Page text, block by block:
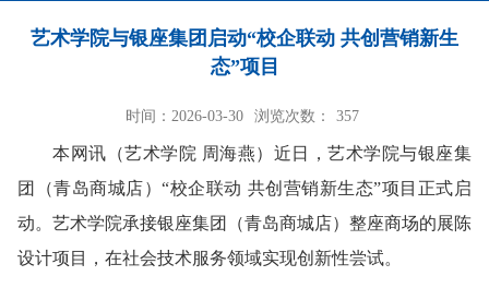
艺术学院与银座集团启动“校企联动 共创营销新生
态”项目
时间：2026-03-30 浏览次数： 357
本网讯 （艺术学院 周海燕） 近日，艺术学院与银座集
团（青岛商城店）“校企联动 共创营销新生态”项目正式启
动。艺术学院承接银座集团（青岛商城店）整座商场的展陈
设计项目，在社会技术服务领域实现创新性尝试。